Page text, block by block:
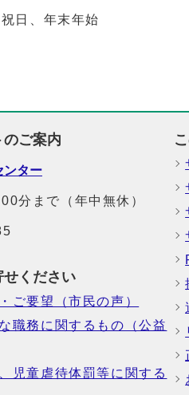
日、年末年始
ご案内
ンター
分まで（年中無休）
せください
ご要望（市民の声）
職務に関するもの（公益
児童虐待体罰等に関する